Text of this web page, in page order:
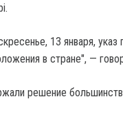
13 января, указ
в стране", —
решение